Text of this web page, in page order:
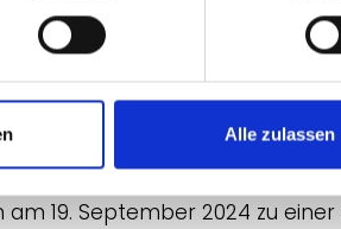
Alle zulassen
spezifischen Vor- und
Bremen. Unter dem Titel
19. September 2024 zu